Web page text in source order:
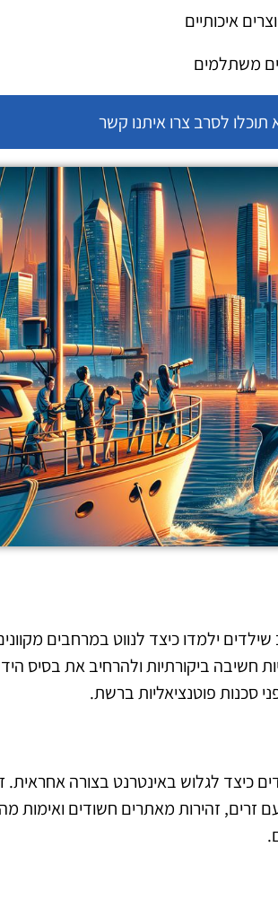
איכותיים
משתלמים
לסרב צרו איתנו קשר
ילמדו כיצד לנווט במרחבים
חשיבה ביקורתיות ולהרחיב את בסיס
סכנות פוטנציאליות ברשת.
כיצד לגלוש באינטרנט בצורה אחראית.
זרים, זהירות מאתרים חשודים ואימות